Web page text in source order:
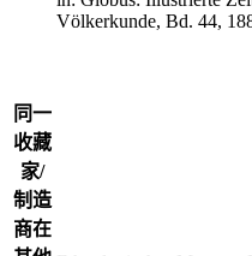
Völkerkunde, Bd. 44,
同一
收藏
家/
制造
商在